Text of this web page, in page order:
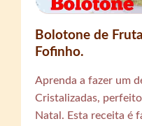
Bolotone de
Fofinho.
Aprenda a fazer um
Cristalizadas,
Natal. Esta receita é